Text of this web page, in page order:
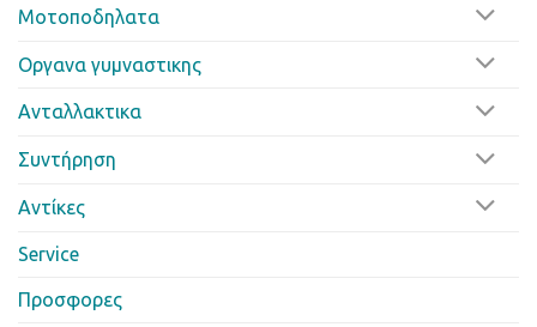
Μοτοποδηλατα
Οργανα γυμναστικης
Ανταλλακτικα
Συντήρηση
Αντίκες
Service
Προσφορες